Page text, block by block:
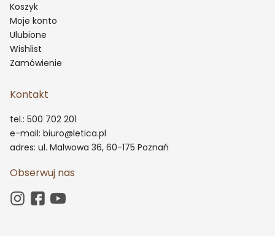
Koszyk
Moje konto
Ulubione
Wishlist
Zamówienie
Kontakt
tel.: 500 702 201
e-mail: biuro@letica.pl
adres: ul. Malwowa 36, 60-175 Poznań
Obserwuj nas